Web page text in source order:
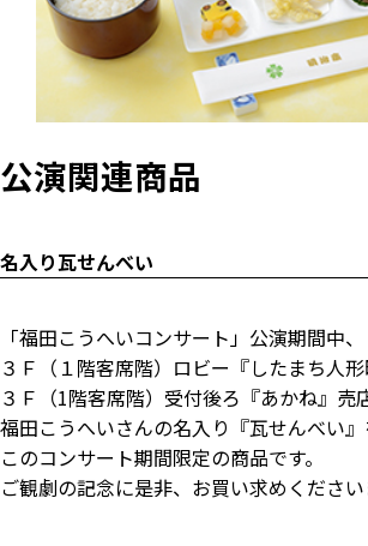
公演関連商品
名入り瓦せんべい
「福田こうへいコンサート」公演期間中、
３Ｆ（１階客席階）ロビー『したまち人形
３Ｆ（1階客席階）受付後ろ『あかね』
福田こうへいさんの名入り『瓦せんべい』
このコンサート期間限定の商品です。
ご観劇の記念に是非、お買い求めください